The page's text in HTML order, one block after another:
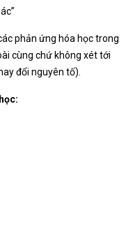
phản ứng hóa học trong
cùng chứ không xét tới
đổi nguyên tố).